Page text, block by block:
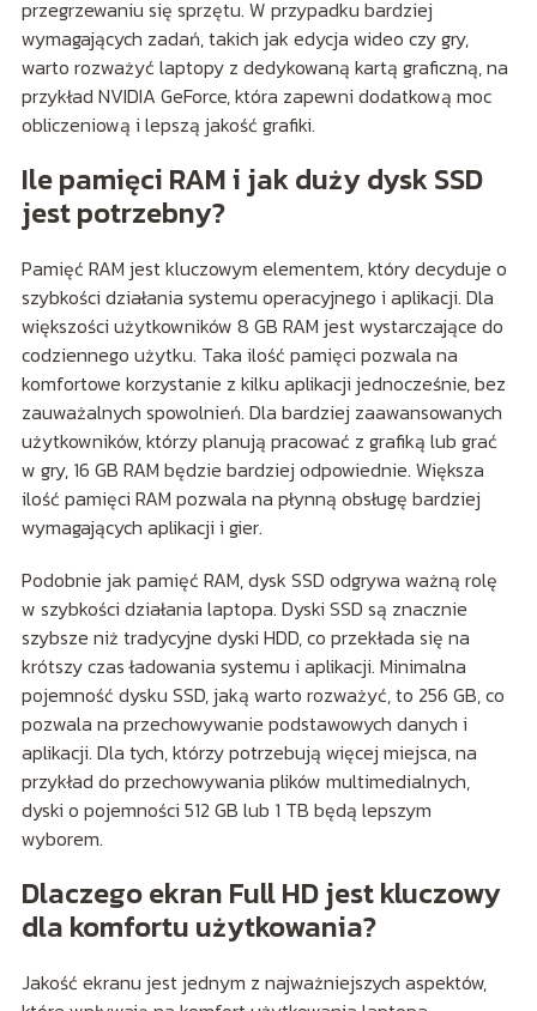
przegrzewaniu się sprzętu. W przypadku bardziej
wymagających zadań, takich jak edycja wideo czy gry,
warto rozważyć laptopy z dedykowaną kartą graficzną, na
przykład NVIDIA GeForce, która zapewni dodatkową moc
obliczeniową i lepszą jakość grafiki.
Ile pamięci RAM i jak duży dysk SSD
jest potrzebny?
Pamięć RAM jest kluczowym elementem, który decyduje o
szybkości działania systemu operacyjnego i aplikacji. Dla
większości użytkowników 8 GB RAM jest wystarczające do
codziennego użytku. Taka ilość pamięci pozwala na
komfortowe korzystanie z kilku aplikacji jednocześnie, bez
zauważalnych spowolnień. Dla bardziej zaawansowanych
użytkowników, którzy planują pracować z grafiką lub grać
w gry, 16 GB RAM będzie bardziej odpowiednie. Większa
ilość pamięci RAM pozwala na płynną obsługę bardziej
wymagających aplikacji i gier.
Podobnie jak pamięć RAM, dysk SSD odgrywa ważną rolę
w szybkości działania laptopa. Dyski SSD są znacznie
szybsze niż tradycyjne dyski HDD, co przekłada się na
krótszy czas ładowania systemu i aplikacji. Minimalna
pojemność dysku SSD, jaką warto rozważyć, to 256 GB, co
pozwala na przechowywanie podstawowych danych i
aplikacji. Dla tych, którzy potrzebują więcej miejsca, na
przykład do przechowywania plików multimedialnych,
dyski o pojemności 512 GB lub 1 TB będą lepszym
wyborem.
Dlaczego ekran Full HD jest kluczowy
dla komfortu użytkowania?
Jakość ekranu jest jednym z najważniejszych aspektów,